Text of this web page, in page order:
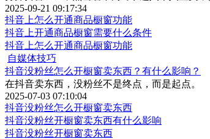
2025-09-21 09:17:34
抖音上怎么开通商品橱窗功能
抖音上开通商品橱窗需要什么条件
抖音上怎么开通商品橱窗功能
自媒体技巧
抖音没粉丝怎么开橱窗卖东西？有什么影响？
在抖音卖东西，没粉丝不是终点，而是起点。
2025-07-03 07:10:04
抖音没粉丝怎么开橱窗卖东西
抖音没粉丝开橱窗卖东西有什么影响
抖音没粉丝开橱窗卖东西